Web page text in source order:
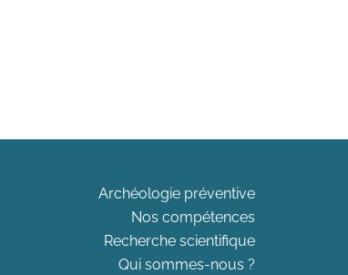
Archéologie préventive
Nos compétences
Recherche scientifique
Qui sommes-nous ?